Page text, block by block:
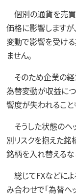
個別の通貨を売
価格に影響しますが
変動で影響を受け
ません。
そのため企業の経
為替変動が収益に
響度が失われること
そうした状態のヘ
別リスクを抱えた銘
銘柄を入れ替えるな
総じてFXなどに
み合わせで「為替ヘ